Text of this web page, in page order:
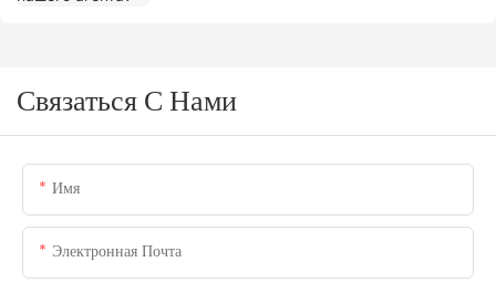
Связаться С Нами
Имя
Электронная Почта